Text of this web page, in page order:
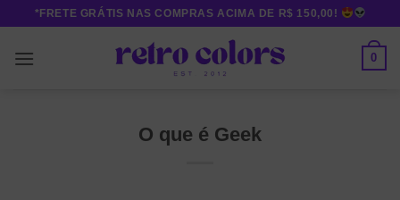
content
*FRETE GRÁTIS NAS COMPRAS ACIMA DE R$ 150,00!
0
O que é Geek